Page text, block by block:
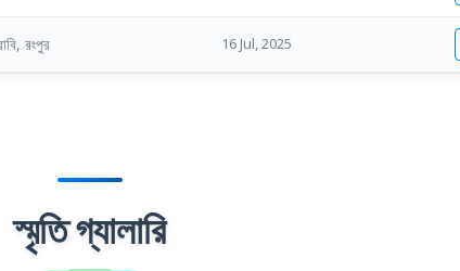
রংপুর 16 Jul, 2025
স্মৃতি গ্যালারি